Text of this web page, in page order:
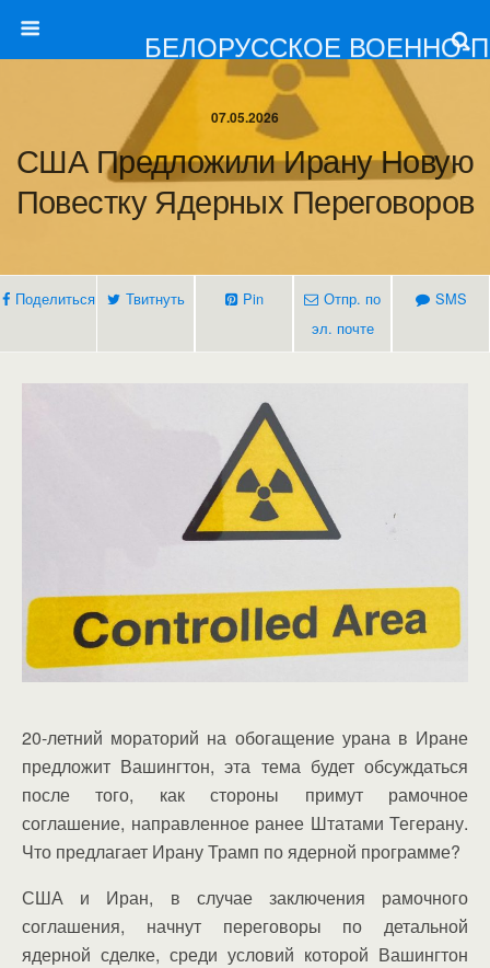
БЕЛОРУССКОЕ ВОЕННО-
07.05.2026
США Предложили Ирану Новую
Повестку Ядерных Переговоров
Поделиться Твитнуть Pin
Отпр. по
эл. почте
SMS
20-летний мораторий на обогащение урана в Иране
предложит Вашингтон, эта тема будет обсуждаться
после того, как стороны примут рамочное
соглашение, направленное ранее Штатами Тегерану.
Что предлагает Ирану Трамп по ядерной программе?
США и Иран, в случае заключения рамочного
соглашения, начнут переговоры по детальной
ядерной сделке, среди условий которой Вашингтон